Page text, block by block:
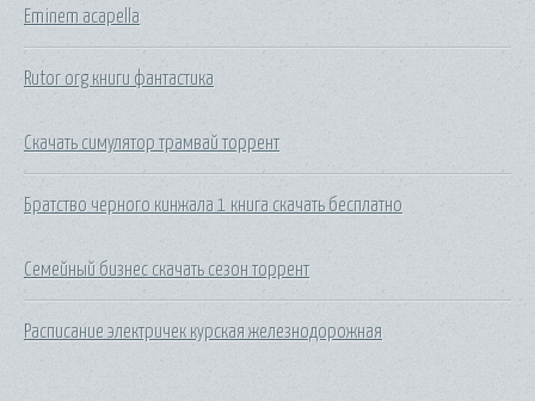
Eminem acapella
Rutor org книги фантастика
Скачать симулятор трамвай торрент
Братство черного кинжала 1 книга скачать бесплатно
Семейный бизнес скачать сезон торрент
Расписание электричек курская железнодорожная